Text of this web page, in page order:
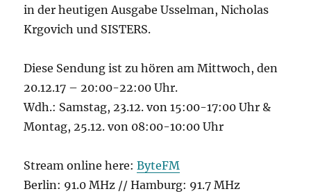
in der heutigen Ausgabe Usselman, Nicholas
Krgovich und SISTERS.
Diese Sendung ist zu hören am Mittwoch, den
20.12.17 – 20:00-22:00 Uhr.
Wdh.: Samstag, 23.12. von 15:00-17:00 Uhr &
Montag, 25.12. von 08:00-10:00 Uhr
Stream online here:ByteFM
Berlin: 91.0 MHz // Hamburg: 91.7 MHz